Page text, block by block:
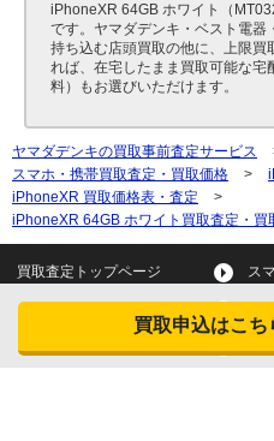
買取申込はこち
iPhoneXR 64GB ホワイト（
です。ヤマダデンキ・ベスト電器
持ち込む店頭買取の他に、上限買
れば、在宅したまま買取可能な宅
料）もお選びいただけます。
ヤマダデンキの買取事前査定サービス
スマホ・携帯買取査定・買取価格
>
iPhoneXR 買取価格表・査定
>
iPhoneXR 64GB ホワイト買取査定・買
買取査定トップページ ス
タブレット買取査定
スマートウォッチ買取査定